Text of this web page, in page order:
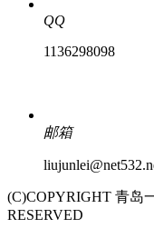
QQ
1136298098
邮箱
(C)COPYRIGHT 青岛
RESERVED